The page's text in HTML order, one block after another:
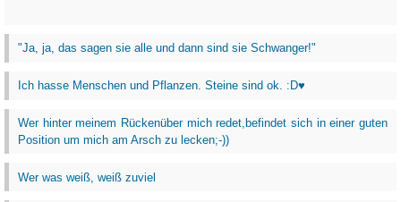
"Ja, ja, das sagen sie alle und dann sind sie Schwanger!"
Ich hasse Menschen und Pflanzen. Steine sind ok. :D♥
Wer hinter meinem Rückenüber mich redet,befindet sich in einer guten
Position um mich am Arsch zu lecken;-))
Wer was weiß, weiß zuviel